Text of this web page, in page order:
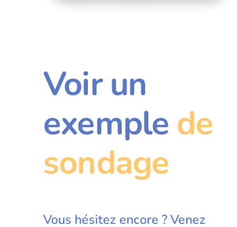
Voir un
exemplede
sondage
Vous hésitez encore ? Venez